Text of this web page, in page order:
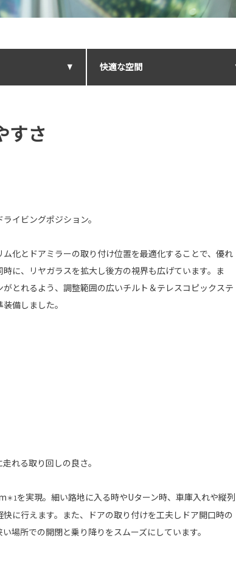
快適な空間
すさ
イビングポジション。
ム化とドアミラーの取り付け位置を最適化することで、優れ
に、リヤガラスを拡大し後方の視界も広げています。ま
とれるよう、調整範囲の広いチルト＆テレスコピックステ
備しました。
れる取り回しの良さ。
＊1を実現。細い路地に入る時やUターン時、車庫入れや縦列
に行えます。また、ドアの取り付けを工夫しドア開口時の
場所での開閉と乗り降りをスムーズにしています。